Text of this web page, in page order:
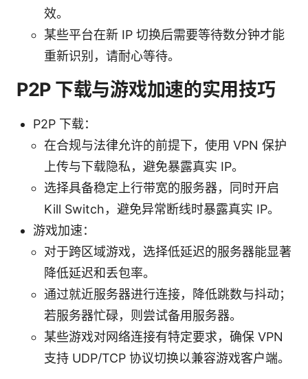
效。
某些平台在新 IP 切换后需要等待数分钟才能
重新识别，请耐心等待。
P2P 下载与游戏加速的实用技巧
P2P 下载：
在合规与法律允许的前提下，使用 VPN 保护
上传与下载隐私，避免暴露真实 IP。
选择具备稳定上行带宽的服务器，同时开启
Kill Switch，避免异常断线时暴露真实 IP。
游戏加速：
对于跨区域游戏，选择低延迟的服务器能显著
降低延迟和丢包率。
通过就近服务器进行连接，降低跳数与抖动；
若服务器忙碌，则尝试备用服务器。
某些游戏对网络连接有特定要求，确保 VPN
支持 UDP/TCP 协议切换以兼容游戏客户端。